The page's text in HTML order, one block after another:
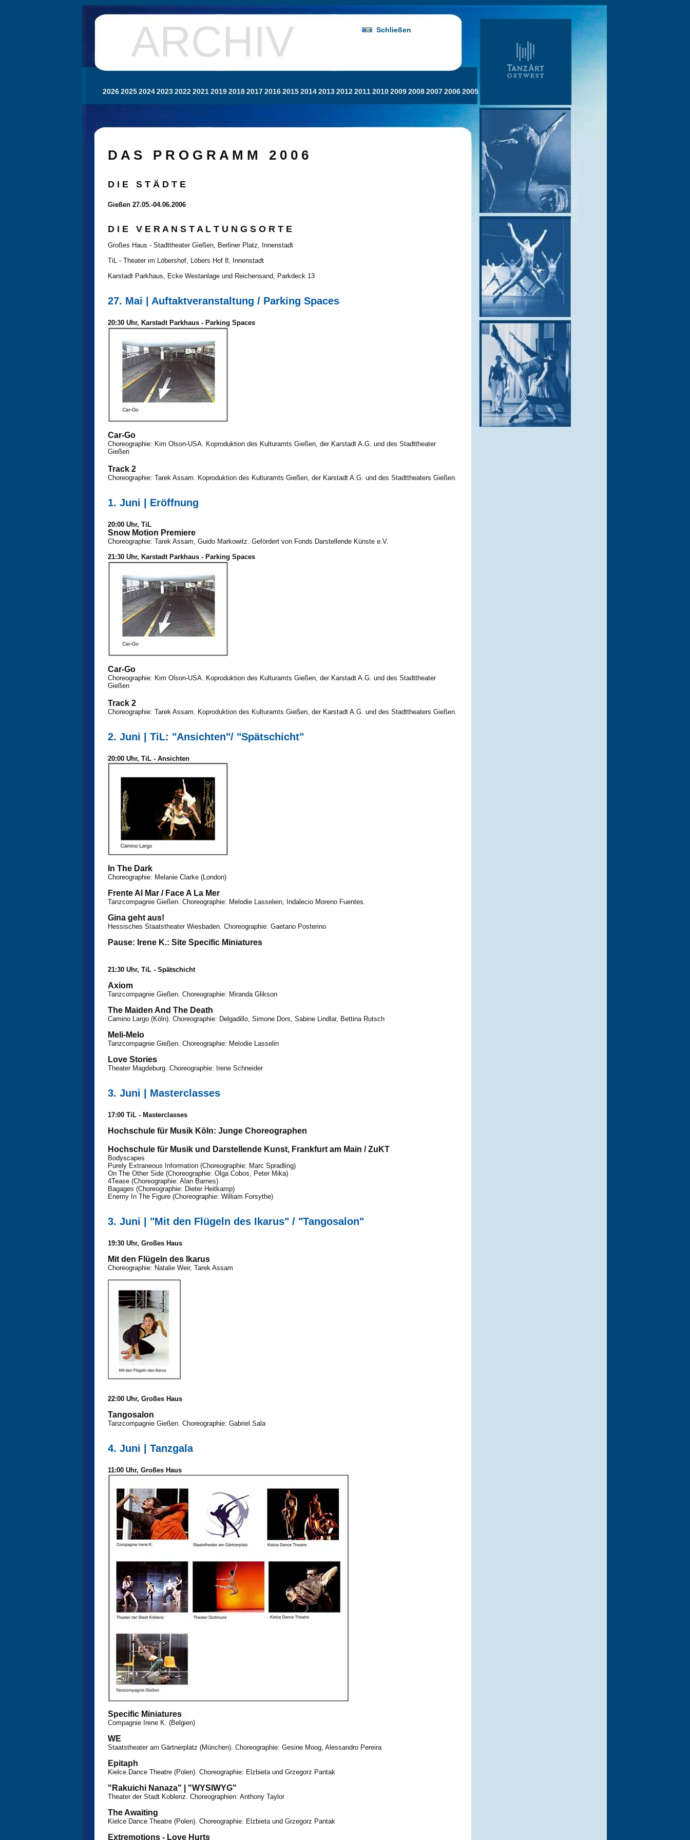
ARCHIV Schließen
202620252024202320222021201920182017201620152014201320122011201020092008200720062005
D A S P R O G R A M M 2 0 0 6
D I E S T Ä D T E
Gießen 27.05.-04.06.2006
D I E V E R A N S T A L T U N G S O R T E
Großes Haus - Stadttheater Gießen, Berliner Platz, Innenstadt
TiL - Theater im Löbershof, Löbers Hof 8, Innenstadt
Karstadt Parkhaus, Ecke Westanlage und Reichensand, Parkdeck 13
27. Mai | Auftaktveranstaltung / Parking Spaces
20:30 Uhr, Karstadt Parkhaus - Parking Spaces
Car-Go
Choreographie: Kim Olson-USA. Koproduktion des Kulturamts Gießen, der Karstadt A.G. und des Stadttheater
Gießen
Track 2
Choreographie: Tarek Assam. Koproduktion des Kulturamts Gießen, der Karstadt A.G. und des Stadttheaters Gießen.
1. Juni | Eröffnung
20:00 Uhr, TiL
Snow Motion Premiere
Choreographie: Tarek Assam, Guido Markowitz. Gefördert von Fonds Darstellende Künste e.V.
21:30 Uhr, Karstadt Parkhaus - Parking Spaces
Car-Go
Choreographie: Kim Olson-USA. Koproduktion des Kulturamts Gießen, der Karstadt A.G. und des Stadttheater
Gießen
Track 2
Choreographie: Tarek Assam. Koproduktion des Kulturamts Gießen, der Karstadt A.G. und des Stadttheaters Gießen.
2. Juni | TiL: "Ansichten"/ "Spätschicht"
20:00 Uhr, TiL - Ansichten
In The Dark
Choreographie: Melanie Clarke (London)
Frente Al Mar / Face A La Mer
Tanzcompagnie Gießen. Choreographie: Melodie Lasselein, Indalecio Moreno Fuentes.
Gina geht aus!
Hessisches Staatstheater Wiesbaden. Choreographie: Gaetano Posterino
Pause: Irene K.: Site Specific Miniatures
21:30 Uhr, TiL - Spätschicht
Axiom
Tanzcompagnie Gießen. Choreographie: Miranda Glikson
The Maiden And The Death
Camino Largo (Köln). Choreographie: Delgadillo, Simone Dors, Sabine Lindlar, Bettina Rutsch
Meli-Melo
Tanzcompagnie Gießen. Choreographie: Melodie Lasselin
Love Stories
Theater Magdeburg. Choreographie: Irene Schneider
3. Juni | Masterclasses
17:00 TiL - Masterclasses
Hochschule für Musik Köln: Junge Choreographen
Hochschule für Musik und Darstellende Kunst, Frankfurt am Main / ZuKT
Bodyscapes
Purely Extraneous Information (Choreographie: Marc Spradling)
On The Other Side (Choreographie: Olga Cobos, Peter Mika)
4Tease (Choreographie: Alan Barnes)
Bagages (Choreographie: Dieter Heitkamp)
Enemy In The Figure (Choreographie: William Forsythe)
3. Juni | "Mit den Flügeln des Ikarus" / "Tangosalon"
19:30 Uhr, Großes Haus
Mit den Flügeln des Ikarus
Choreographie: Natalie Weir, Tarek Assam
22:00 Uhr, Großes Haus
Tangosalon
Tanzcompagnie Gießen. Choreographie: Gabriel Sala
4. Juni | Tanzgala
11:00 Uhr, Großes Haus
Specific Miniatures
Compagnie Irene K. (Belgien)
WE
Staatstheater am Gärtnerplatz (München). Choreographie: Gesine Moog, Alessandro Pereira
Epitaph
Kielce Dance Theatre (Polen). Choreographie: Elzbieta und Grzegorz Pantak
"Rakuichi Nanaza" | "WYSIWYG"
Theater der Stadt Koblenz. Choreographien: Anthony Taylor
The Awaiting
Kielce Dance Theatre (Polen). Choreographie: Elzbieta und Grzegorz Pantak
Extremotions - Love Hurts